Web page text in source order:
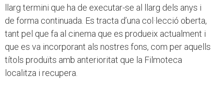
llarg termini que ha de executar-se al llarg dels anys i
de forma continuada. Es tracta d’una col·lecció oberta,
tant pel que fa al cinema que es produeix actualment i
que es va incorporant als nostres fons, com per aquells
títols produïts amb anterioritat que la Filmoteca
localitza i recupera.